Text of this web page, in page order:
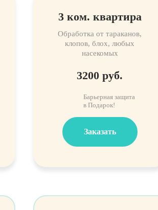
3 ком. квартира
Обработка от тараканов,
клопов, блох, любых
насекомых
3200 руб.
Барьерная защита
в Подарок!
Заказать